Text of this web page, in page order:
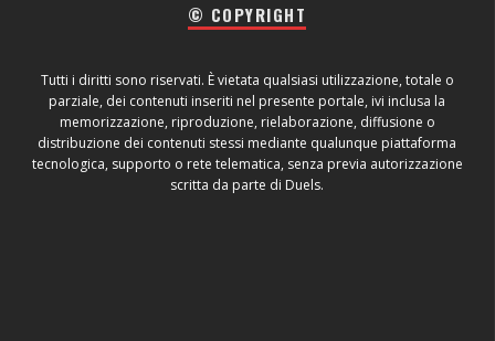
© COPYRIGHT
Tutti i diritti sono riservati. È vietata qualsiasi utilizzazione, totale o
parziale, dei contenuti inseriti nel presente portale, ivi inclusa la
memorizzazione, riproduzione, rielaborazione, diffusione o
distribuzione dei contenuti stessi mediante qualunque piattaforma
tecnologica, supporto o rete telematica, senza previa autorizzazione
scritta da parte di Duels.